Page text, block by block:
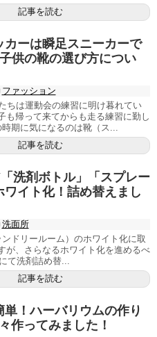
記事を読む
カーは瞬足スニーカーで
供の靴の選び方につい
ファッション
ちは運動会の練習に明け暮れてい
も帰って来てからも走る練習に勤し
期に気になるのは靴（ス...
記事を読む
洗剤ボトル」「スプレー
ワイト化！詰め替えまし
洗面所
ドリールーム）のホワイト化に取
が、さらなるホワイト化を進めるべ
て洗剤詰め替...
記事を読む
単！ハーバリウムの作り
作ってみました！